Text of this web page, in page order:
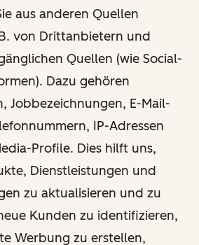
aus anderen Quellen
von Drittanbietern und
Quellen (wie Social-
Dazu gehören
Jobbezeichnungen, E-Mail-
IP-Adressen
Profile. Dies hilft uns,
Dienstleistungen und
zu aktualisieren und zu
Kunden zu identifizieren,
Werbung zu erstellen,